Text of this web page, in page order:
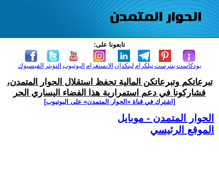
تابعونا على:
الفيسبوك التويتر اليوتيوب الانستغرام لينكدإن تيلكرامبنترست بودكاست
تبرعاتكم وتبرعاتكن المالية تحفظ استقلال الحوار المتمدن،
فشاركونا في دعم استمرارية هذا الفضاء اليساري الحر
[اشترك في قناة ‫«الحوار المتمدن» على اليوتيوب]
الحوار المتمدن - موبايل
الموقع الرئيسي